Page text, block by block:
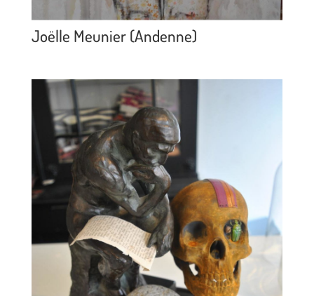
Joëlle Meunier (Andenne)